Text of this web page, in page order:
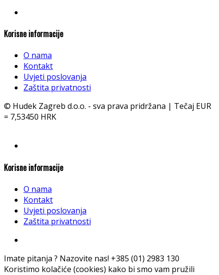
Korisne informacije
O nama
Kontakt
Uvjeti poslovanja
Zaštita privatnosti
© Hudek Zagreb d.o.o. - sva prava pridržana | Tečaj EUR
= 7,53450 HRK
Korisne informacije
O nama
Kontakt
Uvjeti poslovanja
Zaštita privatnosti
Imate pitanja ? Nazovite nas! +385 (01) 2983 130
Koristimo kolačiće (cookies) kako bi smo vam pružili